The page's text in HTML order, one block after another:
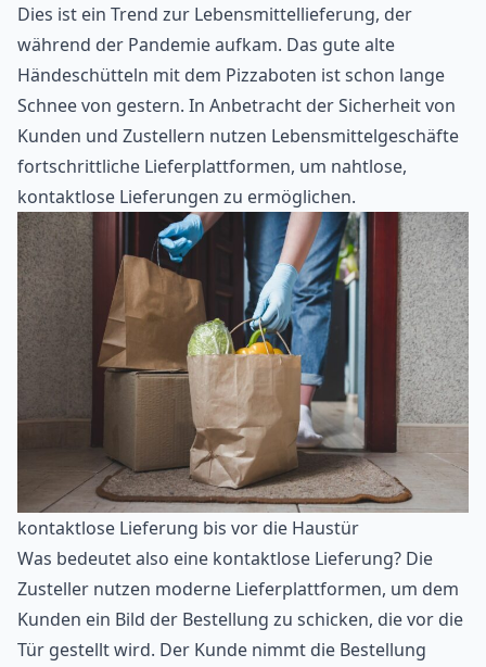
Dies ist ein Trend zur Lebensmittellieferung, der
während der Pandemie aufkam. Das gute alte
Händeschütteln mit dem Pizzaboten ist schon lange
Schnee von gestern. In Anbetracht der Sicherheit von
Kunden und Zustellern nutzen Lebensmittelgeschäfte
fortschrittliche Lieferplattformen, um nahtlose,
kontaktlose Lieferungen zu ermöglichen.
kontaktlose Lieferung bis vor die Haustür
Was bedeutet also eine kontaktlose Lieferung? Die
Zusteller nutzen moderne Lieferplattformen, um dem
Kunden ein Bild der Bestellung zu schicken, die vor die
Tür gestellt wird. Der Kunde nimmt die Bestellung